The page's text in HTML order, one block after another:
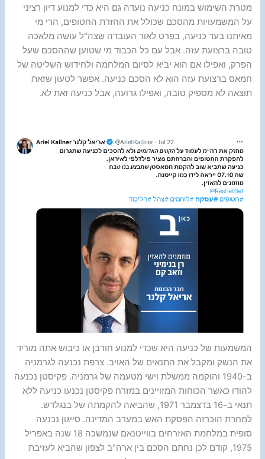
מטרת השימוש במונח כניעה נועדה גם היא כדי למנוע דיון רציני
על המשמעויות מהסכם שכולל את החזרת החטופים, הרי מי
מאיתנו בעד כניעה, בפרט לאור העובדה שצה"ל עושה מלאכה
טובה ברצועת עזה. אבל עם כל הכבוד מי שטוען שההסכם שעל
הפרק, ואפילו אם הוא יביא לסיום המלחמה ולחידוש השליטה של
חמאס ברצועת עזה הוא לא הסכם כניעה. אפשר לטעון שזאת
תוצאה לא מספיק טובה, ואפילו גרועה, אבל כניעה זאת לא.
המשמעות של כניעה היא שכדי למנוע חורבן או כיבוש אתה מוריד
את הנשק ומקבל את התנאים של האויב. צרפת נכנעה לגרמניה
ב-1940 והוקמה ממשלת וישי מטעמה של גרמניה. פקיסטן נכנעה
להודו כאשר הכוחות המזויינים במזרח פקיסטן נכנעו כניעה ללא
תנאי ב-16 בדצמבר 1971, שהביאה להקמתה של בנגלדש.
למחרת הוכרזה הפסקת האש במערב המדינה. סייגון נכנעה
סופית במלחמת האזרחים בווייטנאם שנמשכה 18 שנה באפריל
1975, קודם לכן נחתם הסכם בין ארה"ב לצפון שהביא לעזיבת